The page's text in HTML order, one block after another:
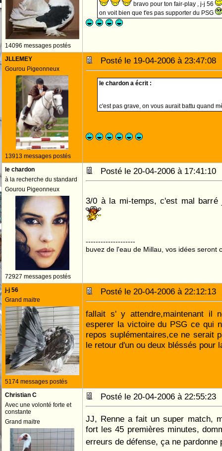
14096 messages postés
bravo pour ton fair-play , j-j 56
on voit bien que t'es pas supporter du PSG
JLLEMEY
Gourou Pigeonneux
13913 messages postés
Posté le 19-04-2006 à
le chardon a écrit :
c'est pas grave, on vous aurait battu quand
le chardon
à la recherche du standard
Gourou Pigeonneux
72927 messages postés
Posté le 20-04-2006 à
3/0 à la mi-temps, c'est mal
--------------------
buvez de l'eau de Millau, vos idées seront
j-j 56
Grand maitre
5174 messages postés
Posté le 20-04-2006 à
fallait s' y attendre,maintenant il
esperer la victoire du PSG ce qui
repos suplémentaires,ce ne serait
le retour d'un ou deux bléssés pour
Christian C
Avec une volonté forte et
constante
Grand maitre
Posté le 20-04-2006 à
JJ, Renne a fait un super match,
fort les 45 premières minutes,
erreurs de défense, ça ne